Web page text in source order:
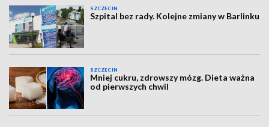
SZCZECIN
Szpital bez rady. Kolejne zmiany w Barlinku
SZCZECIN
Mniej cukru, zdrowszy mózg. Dieta ważna
od pierwszych chwil